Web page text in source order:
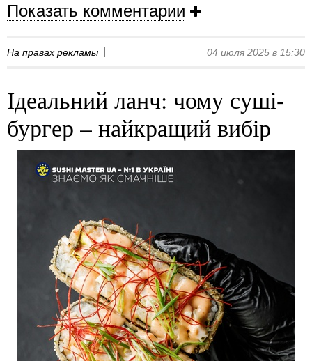
Показать комментарии
На правах рекламы 04 июля 2025 в 15:30
Ідеальний ланч: чому суші-
бургер – найкращий вибір